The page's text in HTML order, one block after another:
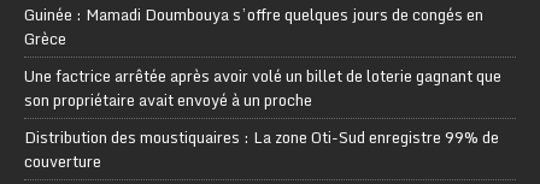
Guinée : Mamadi Doumbouya s’offre quelques jours de congés en
Grèce
Une factrice arrêtée après avoir volé un billet de loterie gagnant que
son propriétaire avait envoyé à un proche
Distribution des moustiquaires : La zone Oti-Sud enregistre 99% de
couverture